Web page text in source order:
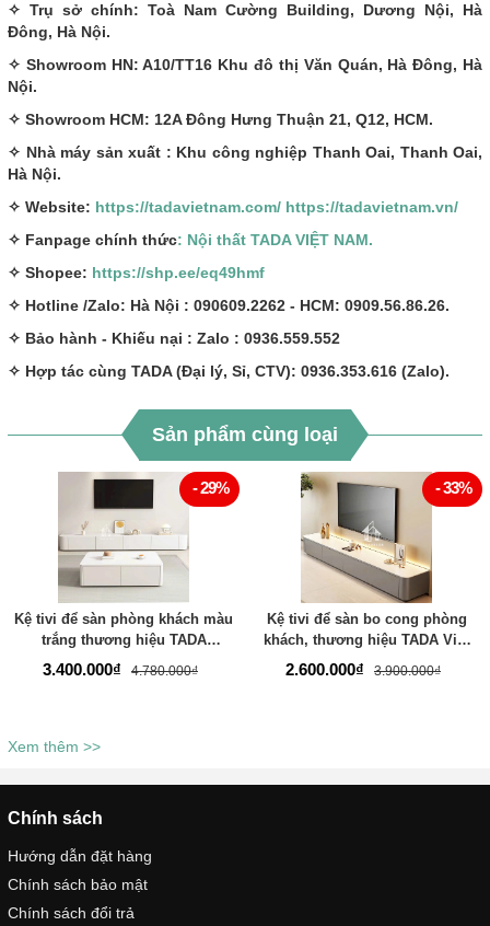
✧ Trụ sở chính: Toà Nam Cường Building, Dương Nội, Hà
Đông, Hà Nội.
✧ Showroom HN: A10/TT16 Khu đô thị Văn Quán, Hà Đông, Hà
Nội.
✧ Showroom HCM: 12A Đông Hưng Thuận 21, Q12, HCM.
✧ Nhà máy sản xuất : Khu công nghiệp Thanh Oai, Thanh Oai,
Hà Nội.
✧ Website: https://tadavietnam.com/ https://tadavietnam.vn/
✧ Fanpage chính thức: Nội thất TADA VIỆT NAM.
✧ Shopee: https://shp.ee/eq49hmf
✧ Hotline /Zalo: Hà Nội : 090609.2262 - HCM: 0909.56.86.26.
✧ Bảo hành - Khiếu nại : Zalo : 0936.559.552
✧ Hợp tác cùng TADA (Đại lý, Sỉ, CTV): 0936.353.616 (Zalo).
Sản phẩm cùng loại
- 29%
Kệ tivi để sàn phòng khách màu
trắng thương hiệu TADA
VIETNAM- TDTV886
3.400.000₫ 4.780.000₫
- 33%
Kệ tivi để sàn bo cong phòng
khách, thương hiệu TADA Việt
Nam TDTV04
2.600.000₫ 3.900.000₫
Xem thêm >>
Chính sách
Hướng dẫn đặt hàng
Chính sách bảo mật
Chính sách đổi trả